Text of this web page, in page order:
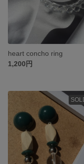
heart concho ring
1,200円